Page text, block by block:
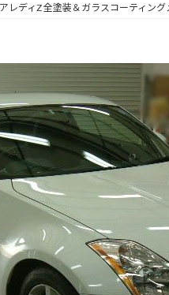
レディZ 全塗装＆ガラスコーティン